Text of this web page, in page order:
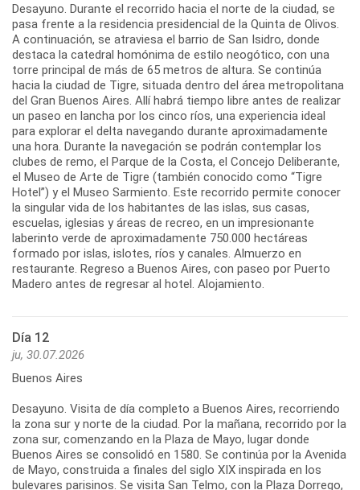
Desayuno. Durante el recorrido hacia el norte de la ciudad, se
pasa frente a la residencia presidencial de la Quinta de Olivos.
A continuación, se atraviesa el barrio de San Isidro, donde
destaca la catedral homónima de estilo neogótico, con una
torre principal de más de 65 metros de altura. Se continúa
hacia la ciudad de Tigre, situada dentro del área metropolitana
del Gran Buenos Aires. Allí habrá tiempo libre antes de realizar
un paseo en lancha por los cinco ríos, una experiencia ideal
para explorar el delta navegando durante aproximadamente
una hora. Durante la navegación se podrán contemplar los
clubes de remo, el Parque de la Costa, el Concejo Deliberante,
el Museo de Arte de Tigre (también conocido como “Tigre
Hotel”) y el Museo Sarmiento. Este recorrido permite conocer
la singular vida de los habitantes de las islas, sus casas,
escuelas, iglesias y áreas de recreo, en un impresionante
laberinto verde de aproximadamente 750.000 hectáreas
formado por islas, islotes, ríos y canales. Almuerzo en
restaurante. Regreso a Buenos Aires, con paseo por Puerto
Madero antes de regresar al hotel. Alojamiento.
Día 12
ju, 30.07.2026
Buenos Aires
Desayuno. Visita de día completo a Buenos Aires, recorriendo
la zona sur y norte de la ciudad. Por la mañana, recorrido por la
zona sur, comenzando en la Plaza de Mayo, lugar donde
Buenos Aires se consolidó en 1580. Se continúa por la Avenida
de Mayo, construida a finales del siglo XIX inspirada en los
bulevares parisinos. Se visita San Telmo, con la Plaza Dorrego,